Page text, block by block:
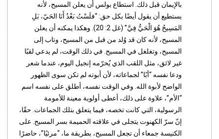
بالإيمان قبل ذلك. استطاع بولس أن يعلن المسيح، لأنه
يستطيع أن يقول أيضًا بكل حق: “فلَسْتُ بَعْدُ أَنَا الحَيّ، بَلِ
المَسِيحُ هُوَ الْحَيُّ فِيَّ” (غل 2: 20). وهكذا يمكنه أن يعلن
المسيح، لأنه كان قد وُلد من قبل من المسيح، وتاب إلى
المسيح، وتغلغل في المسيح. في ذلك الوقت، لم يدعي لقبًا
غير لائق، مثل اللقب الذي يُحرّمه إنجيل اليوم، عندما شعر
ودعا نفسه “أبًا” لجماعاته، لأن أبوته لم تكن سوى الظهور
الواضح لأبوة الله. وفي الوقت نفسه، أطلق على نفسه اسم
“الأم”، علاوة على ذلك، أعطى أولوية معينة للأمومة
الرسولية، التي كانت تخصه، فيما يتعلق بتلك الجماعات. حقًا،
إنّ سرّ الكهنوت يتجلى في علاقته الحميمة بسر المسيح. على
الكنيسة جمعاء أن تجعل المسيح، بطريقة ما، “مرئيًا”، حاضرًا